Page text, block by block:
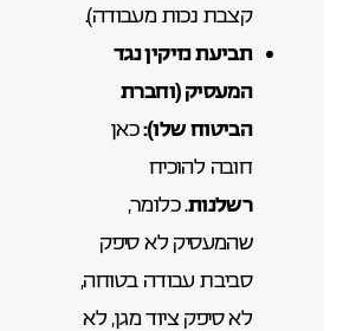
קצבת נכות מעבודה).
תביעת נזיקין נגד
המעסיק (וחברת
הביטוח שלו):כאן
חובה להוכיח
רשלנות. כלומר,
שהמעסיק לא סיפק
סביבת עבודה בטוחה,
לא סיפק ציוד מגן, לא